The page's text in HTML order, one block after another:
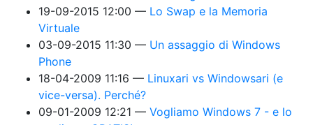
19-09-2015 12:00
Lo Swap e la Memoria
Virtuale
03-09-2015 11:30
Un assaggio di Windows
Phone
18-04-2009 11:16
Linuxari vs Windowsari (e
vice-versa). Perché?
09-01-2009 12:21
Vogliamo Windows 7 - e lo